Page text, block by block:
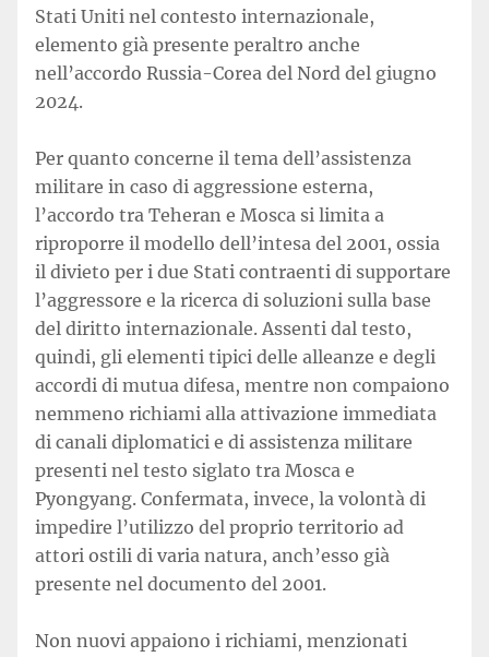
Stati Uniti nel contesto internazionale,
elemento già presente peraltro anche
nell’accordo Russia-Corea del Nord del giugno
2024.
Per quanto concerne il tema dell’assistenza
militare in caso di aggressione esterna,
l’accordo tra Teheran e Mosca si limita a
riproporre il modello dell’intesa del 2001, ossia
il divieto per i due Stati contraenti di supportare
l’aggressore e la ricerca di soluzioni sulla base
del diritto internazionale. Assenti dal testo,
quindi, gli elementi tipici delle alleanze e degli
accordi di mutua difesa, mentre non compaiono
nemmeno richiami alla attivazione immediata
di canali diplomatici e di assistenza militare
presenti nel testo siglato tra Mosca e
Pyongyang. Confermata, invece, la volontà di
impedire l’utilizzo del proprio territorio ad
attori ostili di varia natura, anch’esso già
presente nel documento del 2001.
Non nuovi appaiono i richiami, menzionati